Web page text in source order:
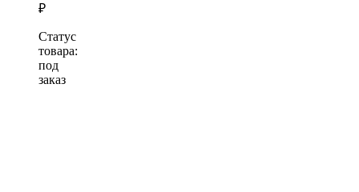
₽
Статус
товара:
под
заказ